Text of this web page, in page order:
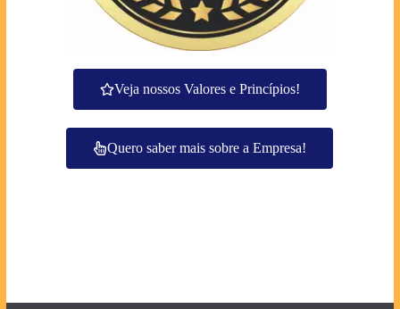
Veja nossos Valores e Princípios!
Quero saber mais sobre a Empresa!